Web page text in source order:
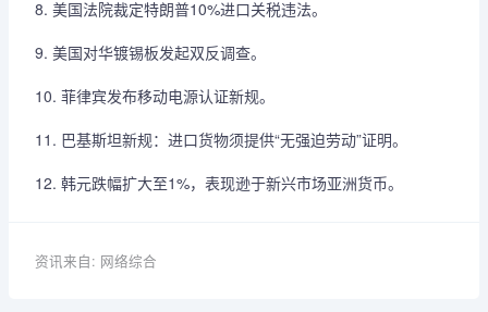
8. 美国法院裁定特朗普10%进口关税违法。
9. 美国对华镀锡板发起双反调查。
10. 菲律宾发布移动电源认证新规。
11. 巴基斯坦新规：进口货物须提供“无强迫劳动”证明。
12. 韩元跌幅扩大至1%，表现逊于新兴市场亚洲货币。
资讯来自: 网络综合